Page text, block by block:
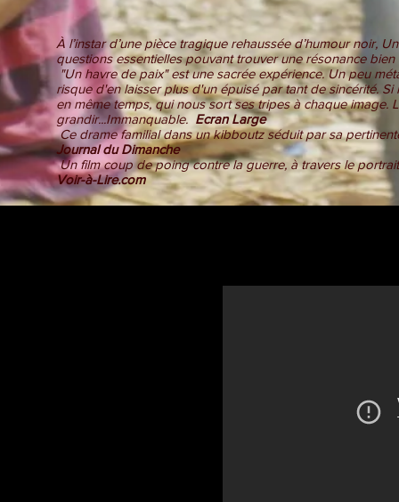
À l’instar d’une pièce tragique rehaussée d’humour noir,
questions essentielles pouvant trouver une résonance
"Un havre de paix" est une sacrée expérience. Un peu
risque d'en laisser plus d'un épuisé par tant de sincérité.
en même temps, qui nous sort ses tripes à chaque
grandir...Immanquable. Ecran Large
Ce drame familial dans un kibboutz séduit par sa
Journal du Dimanche
Un film coup de poing contre la guerre, à travers le
Voir-à-Lire.com